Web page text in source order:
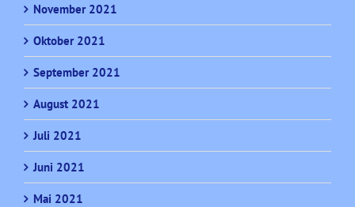
November 2021
Oktober 2021
September 2021
August 2021
Juli 2021
Juni 2021
Mai 2021